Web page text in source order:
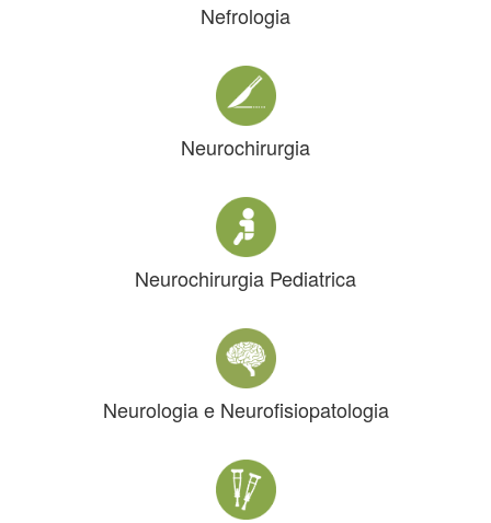
Nefrologia
Neurochirurgia
Neurochirurgia Pediatrica
Neurologia e Neurofisiopatologia